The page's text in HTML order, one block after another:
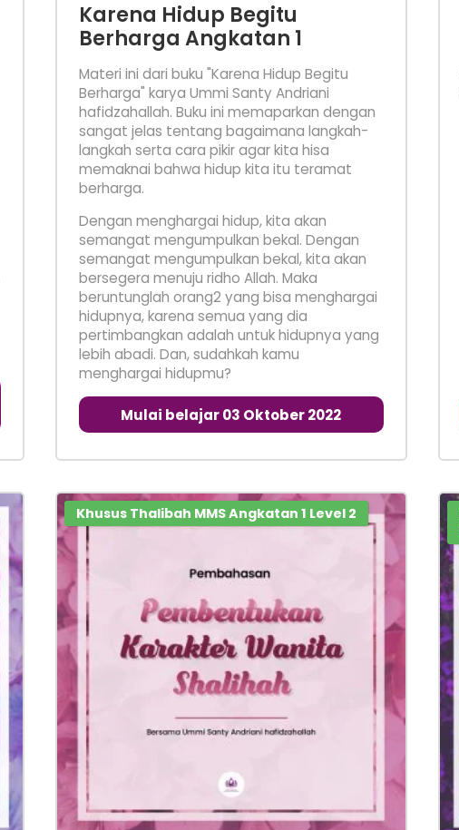
Karena Hidup Begitu
Berharga Angkatan 1
Materi ini dari buku "Karena Hidup Begitu
Berharga" karya Ummi Santy Andriani
hafidzahallah. Buku ini memaparkan dengan
sangat jelas tentang bagaimana langkah-
langkah serta cara pikir agar kita hisa
memaknai bahwa hidup kita itu teramat
berharga.
Dengan menghargai hidup, kita akan
semangat mengumpulkan bekal. Dengan
semangat mengumpulkan bekal, kita akan
bersegera menuju ridho Allah. Maka
beruntunglah orang2 yang bisa menghargai
hidupnya, karena semua yang dia
pertimbangkan adalah untuk hidupnya yang
lebih abadi. Dan, sudahkah kamu
menghargai hidupmu?
Mulai belajar 03 Oktober 2022
Khusus Thalibah MMS Angkatan 1 Level 2